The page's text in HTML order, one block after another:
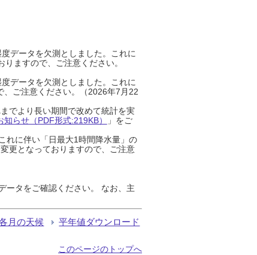
データを欠測としました。これに
ますので、ご注意ください。
データを欠測としました。これに
ご注意ください。（2026年7月22
でより長い期間で改めて統計を実
知らせ（PDF形式:219KB）
」をご
れに伴い「日最大1時間降水量」の
更となっておりますので、ご注意
ータをご確認ください。 なお、主
月の天候 平年値ダウンロード
このページのトップへ